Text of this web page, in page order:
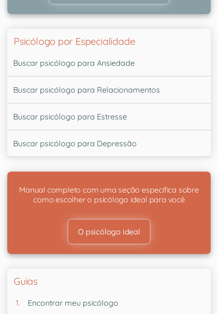
Psicólogo por Especialidade
Buscar psicólogo para Ansiedade
Buscar psicólogo para Relacionamentos
Buscar psicólogo para Estresse
Buscar psicólogo para Depressão
Manual completo com uma seção específica sobre
como escolher o psicólogo ideal para você
O psicólogo ideal
Guias
Encontrar meu psicólogo